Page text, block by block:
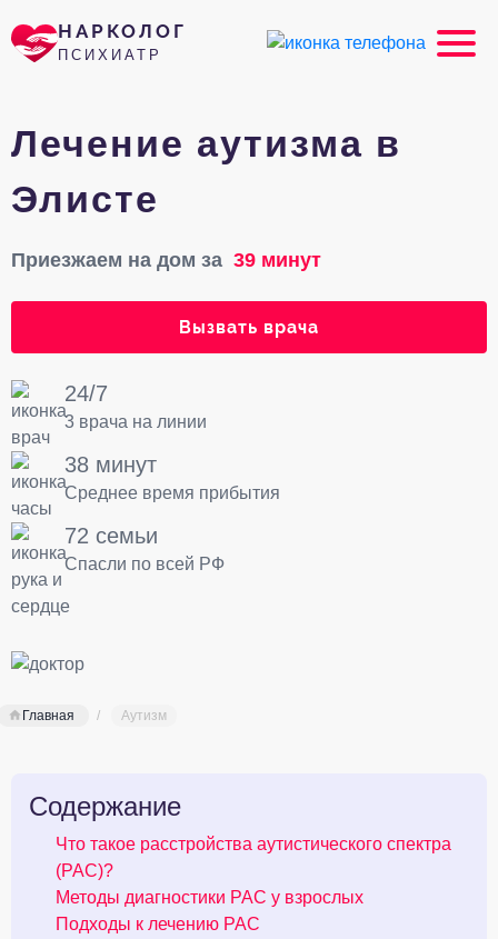
НАРКОЛОГ
ПСИХИАТР
Лечение аутизма в
Элисте
Приезжаем на дом за 39 минут
Вызвать врача
24/7
3 врача на линии
38 минут
Среднее время прибытия
72 семьи
Спасли по всей РФ
Главная Аутизм
Содержание
Что такое расстройства аутистического спектра
(РАС)?
Методы диагностики РАС у взрослых
Подходы к лечению РАС